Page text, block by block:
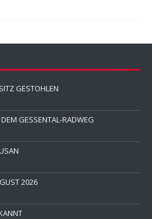
GESTOHLEN
GESSENTAL-RADWEG
2026